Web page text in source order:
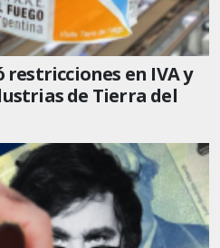
en IVA y
de Tierra del